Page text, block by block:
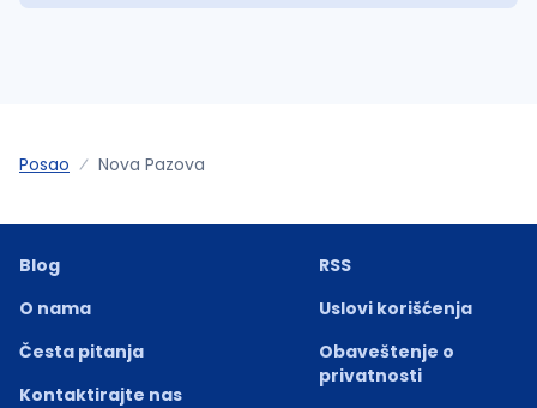
Posao Nova Pazova
Blog
O nama
Česta pitanja
Kontaktirajte nas
RSS
Uslovi korišćenja
Obaveštenje o
privatnosti